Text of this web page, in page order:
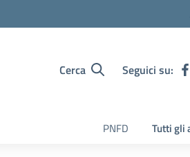
Cerca Seguici su:
PNFD Tutti gli